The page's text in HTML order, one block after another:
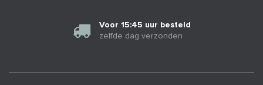
Voor 15:45 uur besteld
zelfde dag verzonden